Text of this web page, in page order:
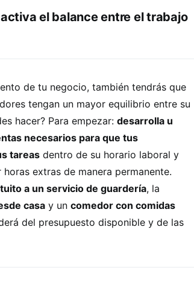
el balance entre el trabajo
de tu negocio, también tendrás que
tengan un mayor equilibrio entre su
hacer? Para empezar: desarrolla u
necesarios para que tus
tareas dentro de su horario laboral y
extras de manera permanente.
a un servicio de guardería, la
casa y un comedor con comidas
del presupuesto disponible y de las